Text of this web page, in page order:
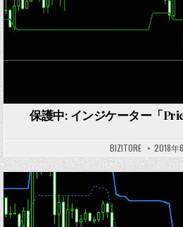
保護中: インジケーター「
BIZITORE 2018年
Posted
in